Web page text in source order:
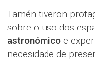
Tamén tiveron
sobre o uso dos
astronómico e
necesidade de